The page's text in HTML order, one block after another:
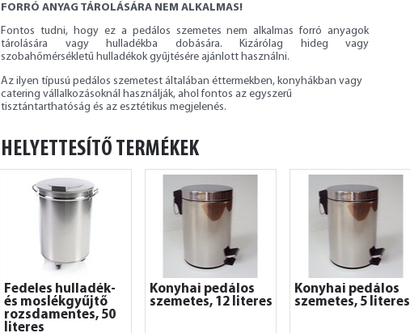
FORRÓ ANYAG TÁROLÁSÁRA NEM ALKALMAS!
Fontos tudni, hogy ez a pedálos szemetes nem alkalmas forró anyagok
tárolására vagy hulladékba dobására. Kizárólag hideg vagy
szobahőmérsékletű hulladékok gyűjtésére ajánlott használni.
Az ilyen típusú pedálos szemetest általában éttermekben, konyhákban vagy
catering vállalkozásoknál használják, ahol fontos az egyszerű
tisztántarthatóság és az esztétikus megjelenés.
HELYETTESÍTŐ TERMÉKEK
Fedeles hulladék-
és moslékgyűjtő
rozsdamentes, 50
literes
Konyhai pedálos
szemetes, 12 literes
Konyhai pedálos
szemetes, 5 literes